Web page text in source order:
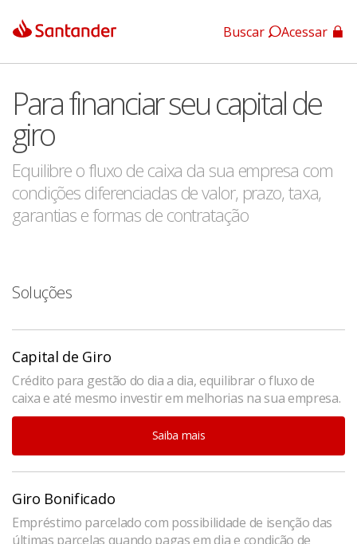
App Santander
App Santander Empresas
Buscar Acessar
Para financiar seu capital de
giro
Equilibre o fluxo de caixa da sua empresa com
condições diferenciadas de valor, prazo, taxa,
garantias e formas de contratação
Soluções
Capital de Giro
Crédito para gestão do dia a dia, equilibrar o fluxo de
caixa e até mesmo investir em melhorias na sua empresa.
Saiba mais
Giro Bonificado
Empréstimo parcelado com possibilidade de isenção das
últimas parcelas quando pagas em dia e condição de